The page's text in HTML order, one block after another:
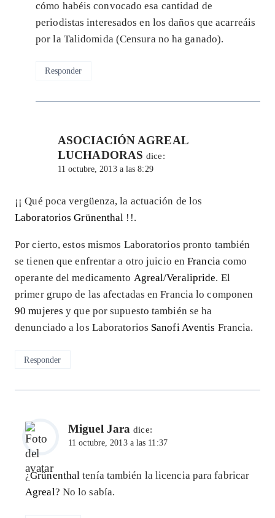
cómo habéis convocado esa cantidad de
periodistas interesados en los daños que acarreáis
por la Talidomida (Censura no ha ganado).
Responder
ASOCIACIÓN AGREAL
LUCHADORAS dice:
11 octubre, 2013 a las 8:29
¡¡ Qué poca vergüenza, la actuación de los
Laboratorios Grünenthal !!.
Por cierto, estos mismos Laboratorios pronto también
se tienen que enfrentar a otro juicio enFranciacomo
operante del medicamento Agreal/Veralipride. El
primer grupo de las afectadas en Francia lo componen
90 mujeres y que por supuesto también se ha
denunciado a los Laboratorios Sanofi Aventis Francia.
Responder
Miguel Jara dice:
11 octubre, 2013 a las 11:37
¿Grünenthaltenía también la licencia para fabricar
Agreal? No lo sabía.